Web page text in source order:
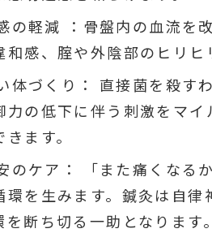
の軽減 ：骨盤内の血流を
感、腟や外陰部のヒリヒ
体づくり： 直接菌を殺す
力の低下に伴う刺激をマ
ます。
のケア： 「また痛くなる
環を生みます。鍼灸は自
断ち切る一助となります。